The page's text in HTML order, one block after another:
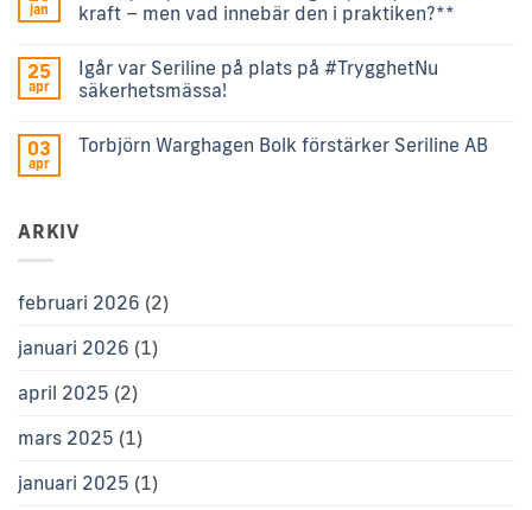
jan
kraft – men vad innebär den i praktiken?**
25
apr
Igår var Seriline på plats på #TrygghetNu
säkerhetsmässa!
03
apr
Torbjörn Warghagen Bolk förstärker Seriline AB
ARKIV
februari 2026 (2)
januari 2026 (1)
april 2025 (2)
mars 2025 (1)
januari 2025 (1)